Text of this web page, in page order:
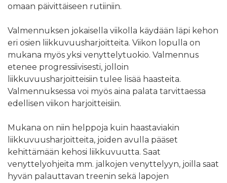
omaan päivittäiseen rutiiniin.
Valmennuksen jokaisella viikolla käydään läpi kehon
eri osien liikkuvuusharjoitteita. Viikon lopulla on
mukana myös yksi venyttelytuokio. Valmennus
etenee progressiivisesti, jolloin
liikkuvuusharjoitteisiin tulee lisää haasteita.
Valmennuksessa voi myös aina palata tarvittaessa
edellisen viikon harjoitteisiin.
Mukana on niin helppoja kuin haastaviakin
liikkuvuusharjoitteita, joiden avulla pääset
kehittämään kehosi liikkuvuutta. Saat
venyttelyohjeita mm. jalkojen venyttelyyn, joilla saat
hyvän palauttavan treenin sekä lapojen